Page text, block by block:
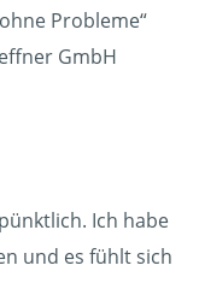
Probleme“
GmbH
Ich habe
und es fühlt sich